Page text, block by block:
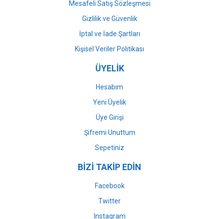
Mesafeli Satış Sözleşmesi
Gizlilik ve Güvenlik
İptal ve İade Şartları
Kişisel Veriler Politikası
ÜYELİK
Hesabım
Yeni Üyelik
Üye Girişi
Şifremi Unuttum
Sepetiniz
BİZİ TAKİP EDİN
Facebook
Twitter
Instagram